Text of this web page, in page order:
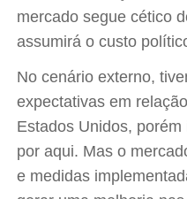
mercado segue cético
assumirá o custo
No cenário externo,
expectativas em
Estados Unidos,
por aqui. Mas o
e medidas